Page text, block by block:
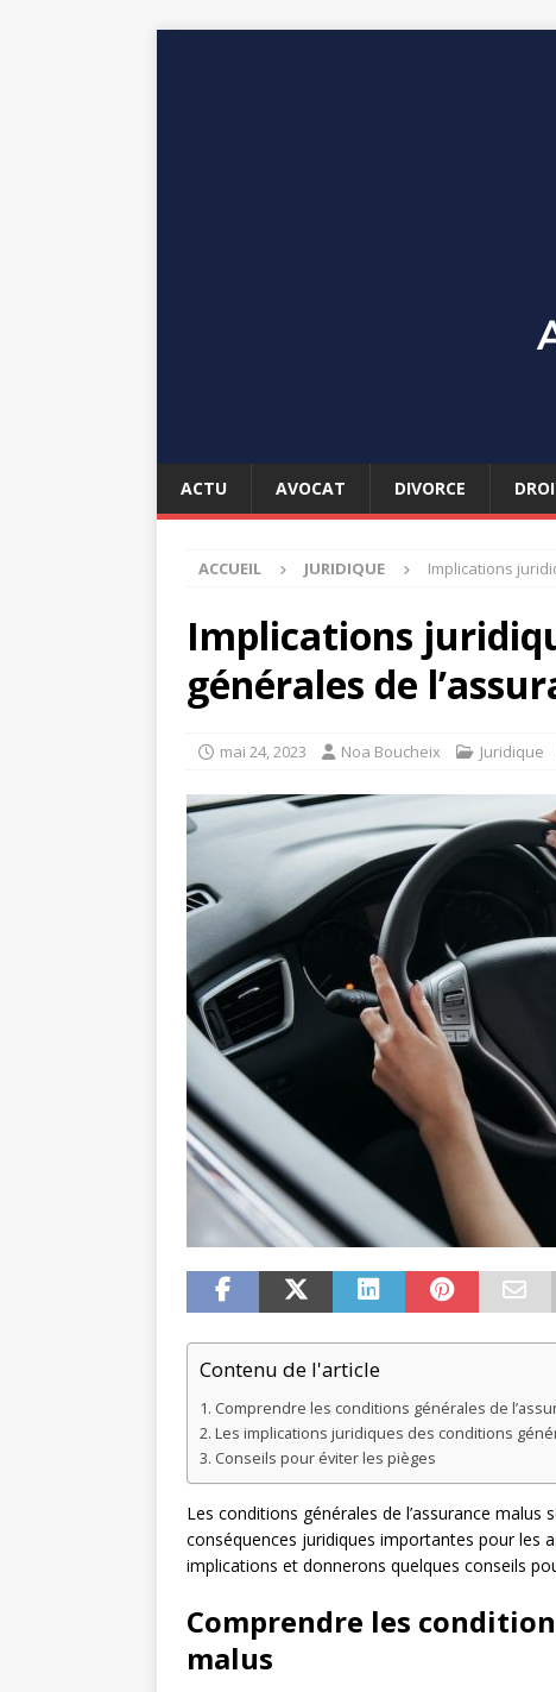
ACTU AVOCAT DIVORCE
ACCUEIL JURIDIQUE Implications
Implications
générales de
mai 24, 2023 Noa Boucheix Juridique
Contenu de l'article
Comprendre les conditions générales de
Les implications juridiques des conditions
Conseils pour éviter les pièges
Les conditions générales de l’assurance
conséquences juridiques importantes pour les
implications et donnerons quelques conseils
Comprendre les
malus